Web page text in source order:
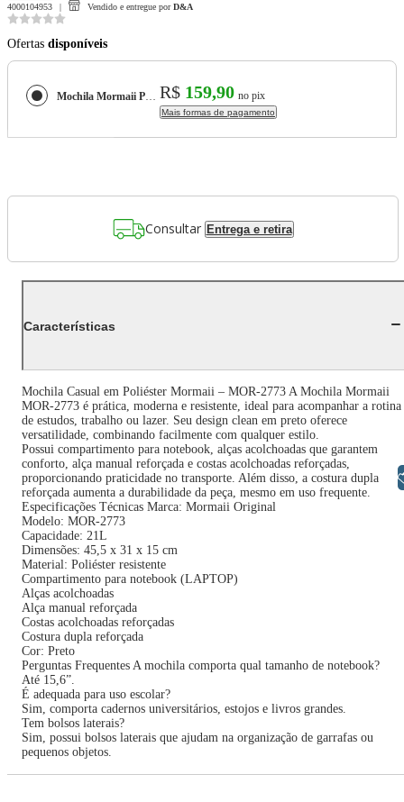
4000104953 Vendido e entregue por D&A
Ofertas disponíveis
Mochila Mormaii Poliéster Resistente Para Notebook R$ 159,90 no pix
Mais formas de pagamento
Consultar Entrega e retira
Características
Mochila Casual em Poliéster Mormaii – MOR-2773 A Mochila Mormaii
MOR-2773 é prática, moderna e resistente, ideal para acompanhar a rotina
de estudos, trabalho ou lazer. Seu design clean em preto oferece
versatilidade, combinando facilmente com qualquer estilo.
Possui compartimento para notebook, alças acolchoadas que garantem
conforto, alça manual reforçada e costas acolchoadas reforçadas,
proporcionando praticidade no transporte. Além disso, a costura dupla
reforçada aumenta a durabilidade da peça, mesmo em uso frequente.
Especificações Técnicas Marca: Mormaii Original
Modelo: MOR-2773
Capacidade: 21L
Dimensões: 45,5 x 31 x 15 cm
Material: Poliéster resistente
Compartimento para notebook (LAPTOP)
Alças acolchoadas
Alça manual reforçada
Costas acolchoadas reforçadas
Costura dupla reforçada
Cor: Preto
Perguntas Frequentes A mochila comporta qual tamanho de notebook?
Até 15,6”.
É adequada para uso escolar?
Sim, comporta cadernos universitários, estojos e livros grandes.
Tem bolsos laterais?
Sim, possui bolsos laterais que ajudam na organização de garrafas ou
pequenos objetos.
Libras